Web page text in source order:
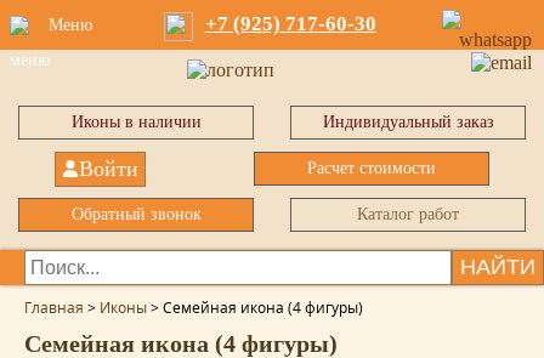
Меню +7 (925) 717-60-30
Иконы в наличии Индивидуальный заказ
Войти Расчет стоимости
Обратный звонок Каталог работ
НАЙТИ
Главная > Иконы>Семейная икона (4 фигуры)
Семейная икона (4 фигуры)